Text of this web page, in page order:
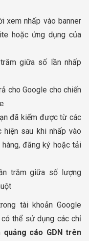
xem nhấp vào banner
hoặc ứng dụng của
giữa số lần nhấp
cho Google cho chiến
đã kiếm được từ các
hiện sau khi nhấp vào
đăng ký hoặc tải
trăm giữa số lượng
tài khoản Google
có thể sử dụng các chỉ
quảng cáo GDN trên